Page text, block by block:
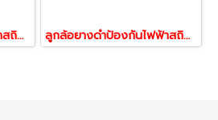
ลูกล้อยางดำป้องกันไฟฟ้าสถิตย์ ลูกล้อESD รูเบรก ล้อสื่อไฟฟ้า ล้อลดไฟฟ้าสถิตย์ รับน้ำหนักได้ 40-150 กก.TENTE 17672,17689,17696,17702 ลูกล้อยางดำป้องกันไฟฟ้าสถิตย์ ลูกล้อESD สกรูหมุน ล้อสื่อไฟฟ้า ล้อลดไฟฟ้าสถิตย์ รับน้ำหนักได้ 40-150 กก.TENTE 17498,17504,17528,17542